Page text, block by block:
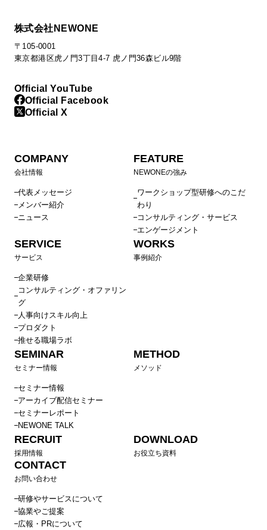
株式会社NEWONE
〒105-0001
東京都港区虎ノ門3丁目4-7 虎ノ門36森ビル9階
Official YouTube
Official Facebook
Official X
COMPANY
会社情報
代表メッセージ
メンバー紹介
ニュース
FEATURE
NEWONEの強み
ワークショップ型研修へのこだ
わり
コンサルティング・サービス
エンゲージメント
SERVICE
サービス
企業研修
コンサルティング・オファリン
グ
人事向けスキル向上
プロダクト
推せる職場ラボ
WORKS
事例紹介
SEMINAR
セミナー情報
セミナー情報
アーカイブ配信セミナー
セミナーレポート
NEWONE TALK
METHOD
メソッド
RECRUIT
採用情報
DOWNLOAD
お役立ち資料
CONTACT
お問い合わせ
研修やサービスについて
協業やご提案
広報・PRについて